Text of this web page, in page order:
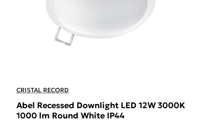
CRISTAL RECORD
Abel Recessed Downlight LED 12W 3000K
1000 lm Round White IP44